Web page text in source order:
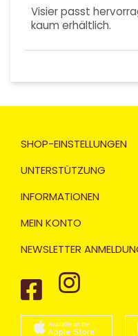
Visier passt
kaum erhältlich.
SHOP-EINSTELLUNGEN
UNTERSTÜTZUNG
INFORMATIONEN
MEIN KONTO
NEWSLETTER